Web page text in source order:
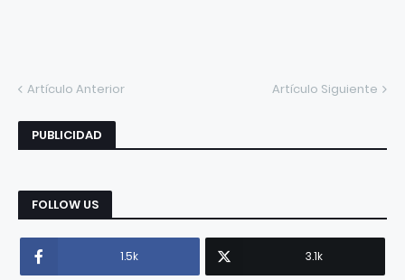
Artículo Anterior Artículo Siguiente
PUBLICIDAD
FOLLOW US
1.5k 3.1k